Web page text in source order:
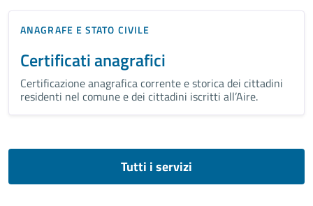
ANAGRAFE E STATO CIVILE
Certificati anagrafici
Certificazione anagrafica corrente e storica dei cittadini
residenti nel comune e dei cittadini iscritti all’Aire.
Tutti i servizi